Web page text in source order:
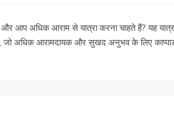
आप अधिक आराम से यात्रा करना चाहते हैं? यह यात्रा
जो अधिक आरामदायक और सुखद अनुभव के लिए